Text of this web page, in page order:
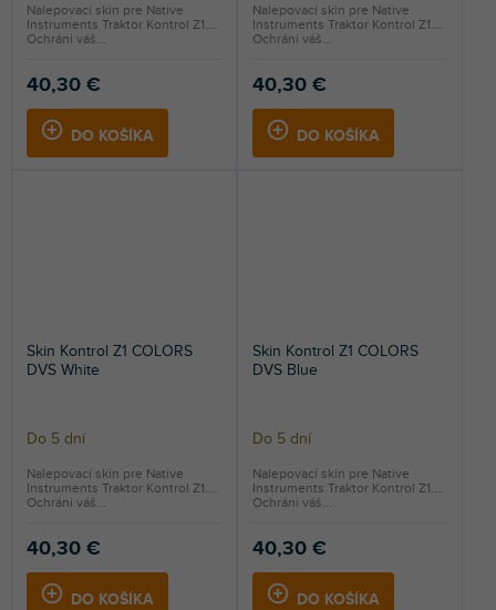
40,30 €
DO KOŠÍKA
Nalepovací skin pre Native
Instruments Traktor Kontrol Z1.
Ochráni váš...
40,30 €
DO KOŠÍKA
Nalepovací skin pre Native
Instruments Traktor Kontrol Z1.
Ochráni váš...
Skin Kontrol Z1 COLORS
DVS White
Do 5 dní
40,30 €
DO KOŠÍKA
Nalepovací skin pre Native
Instruments Traktor Kontrol Z1.
Ochráni váš...
Skin Kontrol Z1 COLORS
DVS Blue
Do 5 dní
40,30 €
DO KOŠÍKA
Nalepovací skin pre Native
Instruments Traktor Kontrol Z1.
Ochráni váš...